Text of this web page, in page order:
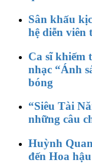
Sân khấu
hệ diễn viên
Ca sĩ khiếm
nhạc “Ánh
bóng
“Siêu Tài
những câu
Huỳnh
đến Hoa